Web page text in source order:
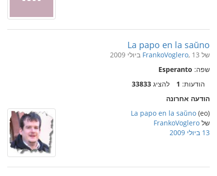
La papo en la saŭno
של FrankoVoglero, 13 ביולי 2009
שפה: Esperanto
הודעות: 1 להציג 33833
הודעה אחרונה
(eo)
La papo en la saŭno
של FrankoVoglero
13 ביולי 2009